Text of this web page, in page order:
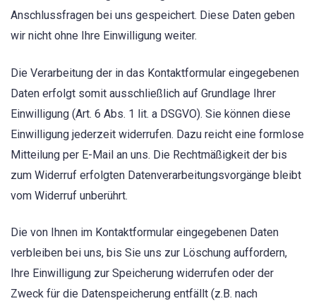
Anschlussfragen bei uns gespeichert. Diese Daten geben
wir nicht ohne Ihre Einwilligung weiter.
Die Verarbeitung der in das Kontaktformular eingegebenen
Daten erfolgt somit ausschließlich auf Grundlage Ihrer
Einwilligung (Art. 6 Abs. 1 lit. a DSGVO). Sie können diese
Einwilligung jederzeit widerrufen. Dazu reicht eine formlose
Mitteilung per E-Mail an uns. Die Rechtmäßigkeit der bis
zum Widerruf erfolgten Datenverarbeitungsvorgänge bleibt
vom Widerruf unberührt.
Die von Ihnen im Kontaktformular eingegebenen Daten
verbleiben bei uns, bis Sie uns zur Löschung auffordern,
Ihre Einwilligung zur Speicherung widerrufen oder der
Zweck für die Datenspeicherung entfällt (z.B. nach